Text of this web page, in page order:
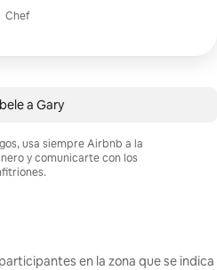
Chef
a Gary
usa siempre Airbnb a la
y comunicarte con los
en la zona que se indica